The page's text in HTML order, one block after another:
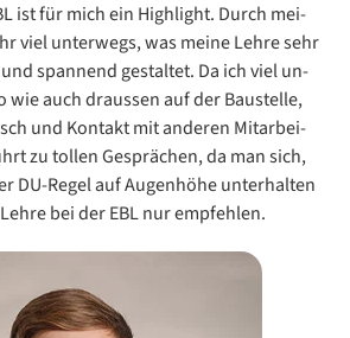
ist für mich ein High­light. Durch mei­
viel un­ter­wegs, was mei­ne Leh­re sehr
span­nend ge­stal­tet. Da ich viel un­
wie auch draus­sen auf der Bau­stel­le,
und Kon­takt mit an­de­ren Mit­ar­bei­
zu tol­len Ge­sprä­chen, da man sich,
DU-Re­gel auf Au­gen­hö­he un­ter­hal­ten
bei der EBL nur emp­feh­len.